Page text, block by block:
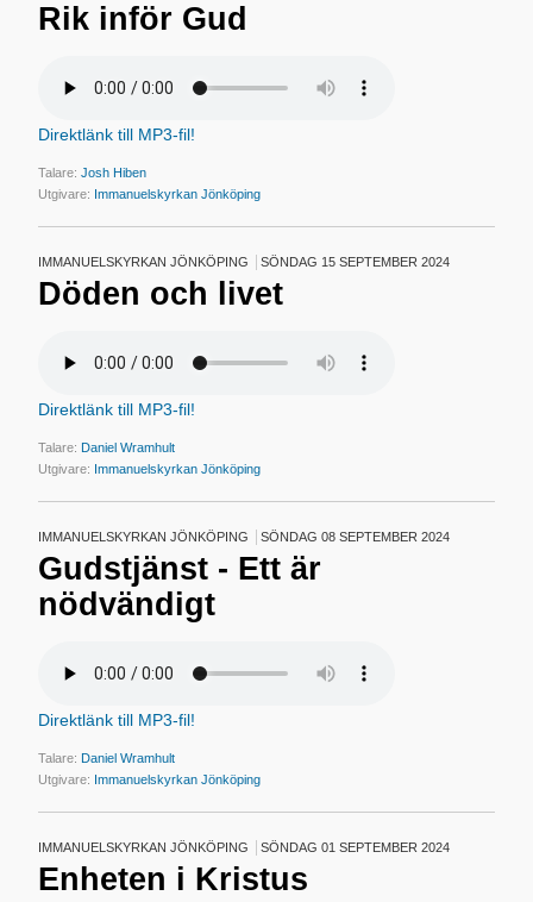
Rik inför Gud
Direktlänk till MP3-fil!
Talare:Josh Hiben
Utgivare: Immanuelskyrkan Jönköping
IMMANUELSKYRKAN JÖNKÖPING SÖNDAG 15 SEPTEMBER 2024
Döden och livet
Direktlänk till MP3-fil!
Talare:Daniel Wramhult
Utgivare: Immanuelskyrkan Jönköping
IMMANUELSKYRKAN JÖNKÖPING SÖNDAG 08 SEPTEMBER 2024
Gudstjänst - Ett är
nödvändigt
Direktlänk till MP3-fil!
Talare:Daniel Wramhult
Utgivare: Immanuelskyrkan Jönköping
IMMANUELSKYRKAN JÖNKÖPING SÖNDAG 01 SEPTEMBER 2024
Enheten i Kristus